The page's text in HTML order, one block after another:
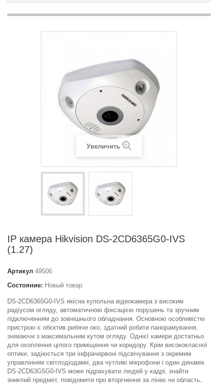
Увеличить
IP камера Hikvision DS-2CD6365G0-IVS
(1.27)
Артикул 49506
Состояние: Новый товар
DS-2CD6365G0-IVS якісна купольна відеокамера з високим
радіусом огляду, автоматичною фіксацією порушень та зручним
підключенням до зовнішнього обладнання. Основною особливістю
пристрою є обєктив рибяче око, здатний робити панорамування,
знімаючи з максимальним кутом огляду. Однієї камери достатньо
для охоплення цілого приміщення чи коридору. Крім висококласної
оптики, задіюється три інфрачервоні підсвічування з окремим
управлінням світлодіодами, два чутливі мікрофони і один динамік.
DS-2CD63G5G0-IVS може підрахувати людей у кадрі, знайти
зниклий предмет, повідомити про вторгнення за лінію чи область,